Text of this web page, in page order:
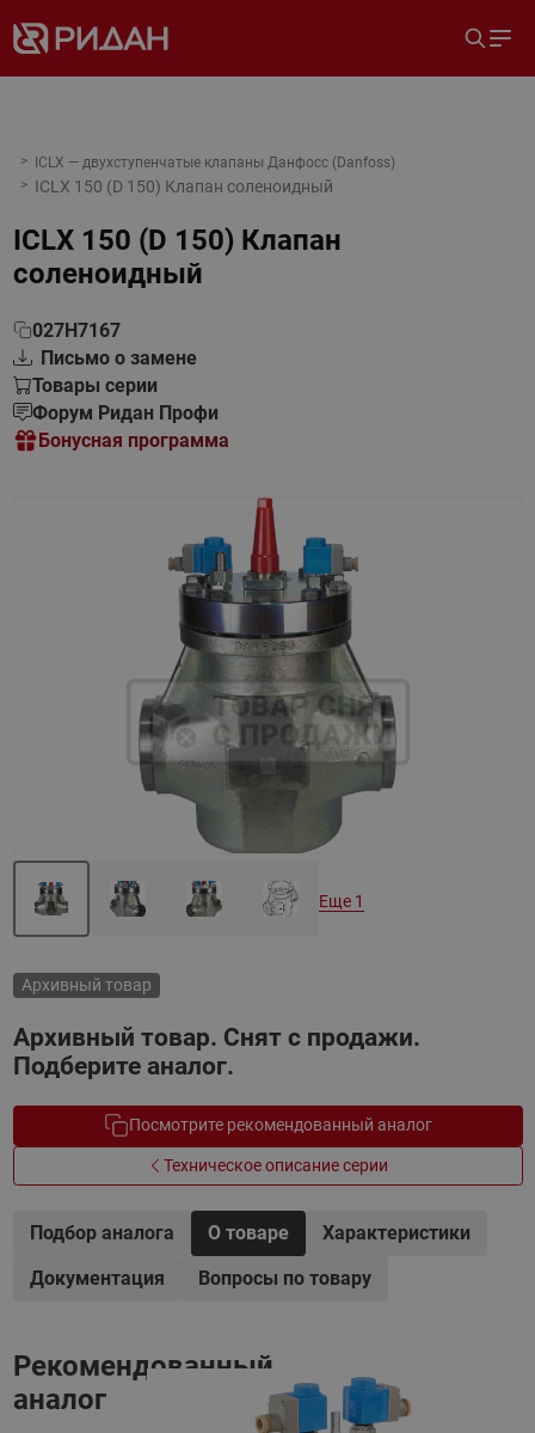
ICLX — двухступенчатые клапаны Данфосс (Danfoss)
ICLX 150 (D 150) Клапан соленоидный
ICLX 150 (D 150) Клапан
соленоидный
027H7167
Письмо о замене
Товары серии
Форум Ридан Профи
Бонусная программа
Архивный товар
Архивный товар. Снят с продажи.
Подберите аналог.
Посмотрите рекомендованный аналог
Техническое описание серии
Еще 1
Подбор аналога О товаре
Характеристики
Документация
Вопросы по товару
Рекомендованный
аналог